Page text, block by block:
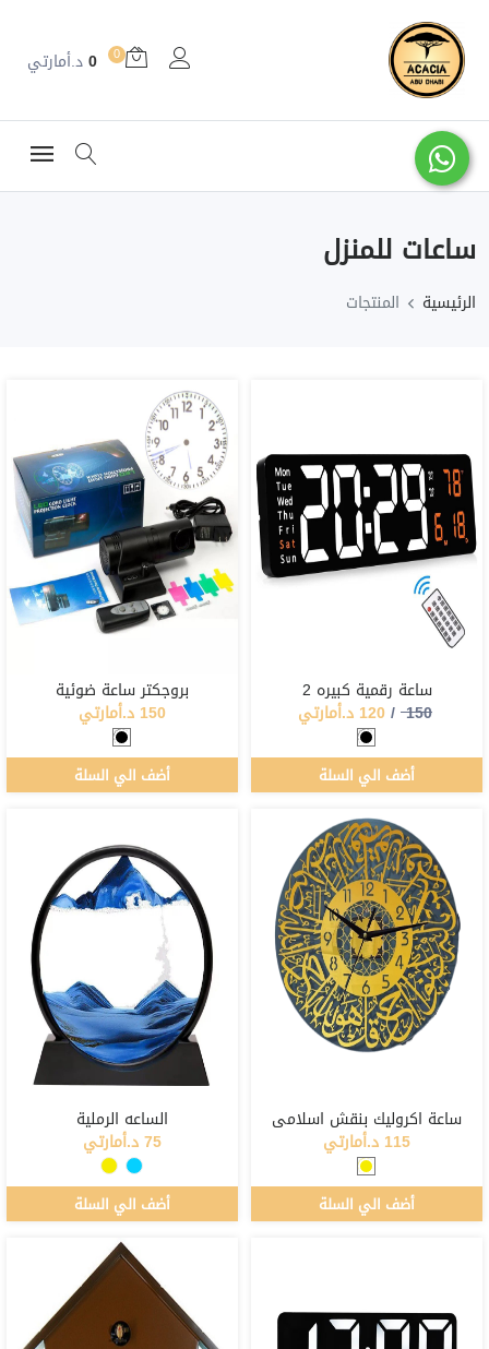
0
0د.أمارتي
ساعات للمنزل
الرئيسية المنتجات
ساعة رقمية كبيره 2
150
/
120 د.أمارتي
أضف الي السلة
بروجكتر ساعة ضوئية
150 د.أمارتي
أضف الي السلة
ساعة اكروليك بنقش اسلامي
115 د.أمارتي
أضف الي السلة
الساعه الرملية
75 د.أمارتي
أضف الي السلة